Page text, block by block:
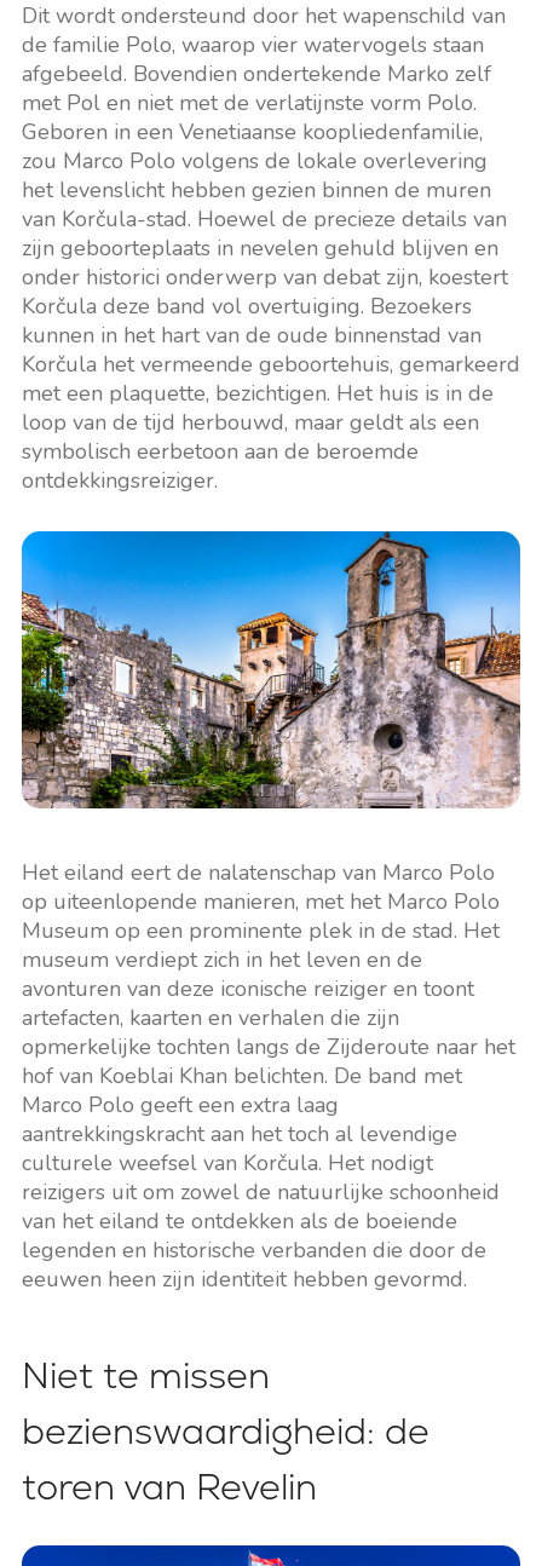
Dit wordt ondersteund door het wapenschild van
de familie Polo, waarop vier watervogels staan
afgebeeld. Bovendien ondertekende Marko zelf
met Pol en niet met de verlatijnste vorm Polo.
Geboren in een Venetiaanse koopliedenfamilie,
zou Marco Polo volgens de lokale overlevering
het levenslicht hebben gezien binnen de muren
van Korčula-stad. Hoewel de precieze details van
zijn geboorteplaats in nevelen gehuld blijven en
onder historici onderwerp van debat zijn, koestert
Korčula deze band vol overtuiging. Bezoekers
kunnen in het hart van de oude binnenstad van
Korčula het vermeende geboortehuis, gemarkeerd
met een plaquette, bezichtigen. Het huis is in de
loop van de tijd herbouwd, maar geldt als een
symbolisch eerbetoon aan de beroemde
ontdekkingsreiziger.
Het eiland eert de nalatenschap van Marco Polo
op uiteenlopende manieren, met het Marco Polo
Museum op een prominente plek in de stad. Het
museum verdiept zich in het leven en de
avonturen van deze iconische reiziger en toont
artefacten, kaarten en verhalen die zijn
opmerkelijke tochten langs de Zijderoute naar het
hof van Koeblai Khan belichten. De band met
Marco Polo geeft een extra laag
aantrekkingskracht aan het toch al levendige
culturele weefsel van Korčula. Het nodigt
reizigers uit om zowel de natuurlijke schoonheid
van het eiland te ontdekken als de boeiende
legenden en historische verbanden die door de
eeuwen heen zijn identiteit hebben gevormd.
Niet te missen
bezienswaardigheid: de
toren van Revelin